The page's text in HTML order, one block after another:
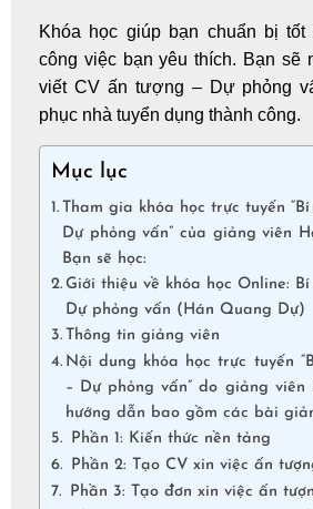
Khóa học giúp bạn chuẩn bị
công việc bạn yêu thích. Bạn sẽ
viết CV ấn tượng – Dự phỏng
phục nhà tuyển dụng thành công.
Mục lục
Tham gia khóa học trực tuyến
Dự phỏng vấn” của giảng viên
Bạn sẽ học:
Giới thiệu về khóa học Online:
Dự phỏng vấn (Hán Quang Dự)
Thông tin giảng viên
Nội dung khóa học trực tuyến
– Dự phỏng vấn” do giảng
hướng dẫn bao gồm các bài
Phần 1: Kiến thức nền tảng
Phần 2: Tạo CV xin việc ấn
Phần 3: Tạo đơn xin việc ấn